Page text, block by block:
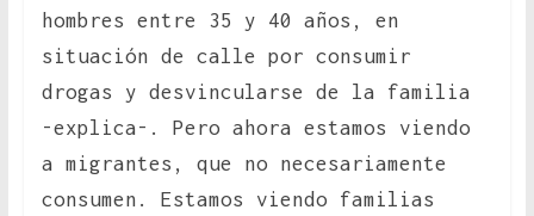
hombres entre 35 y 40 años, en
situación de calle por consumir
drogas y desvincularse de la familia
-explica-. Pero ahora estamos viendo
a migrantes, que no necesariamente
consumen. Estamos viendo familias